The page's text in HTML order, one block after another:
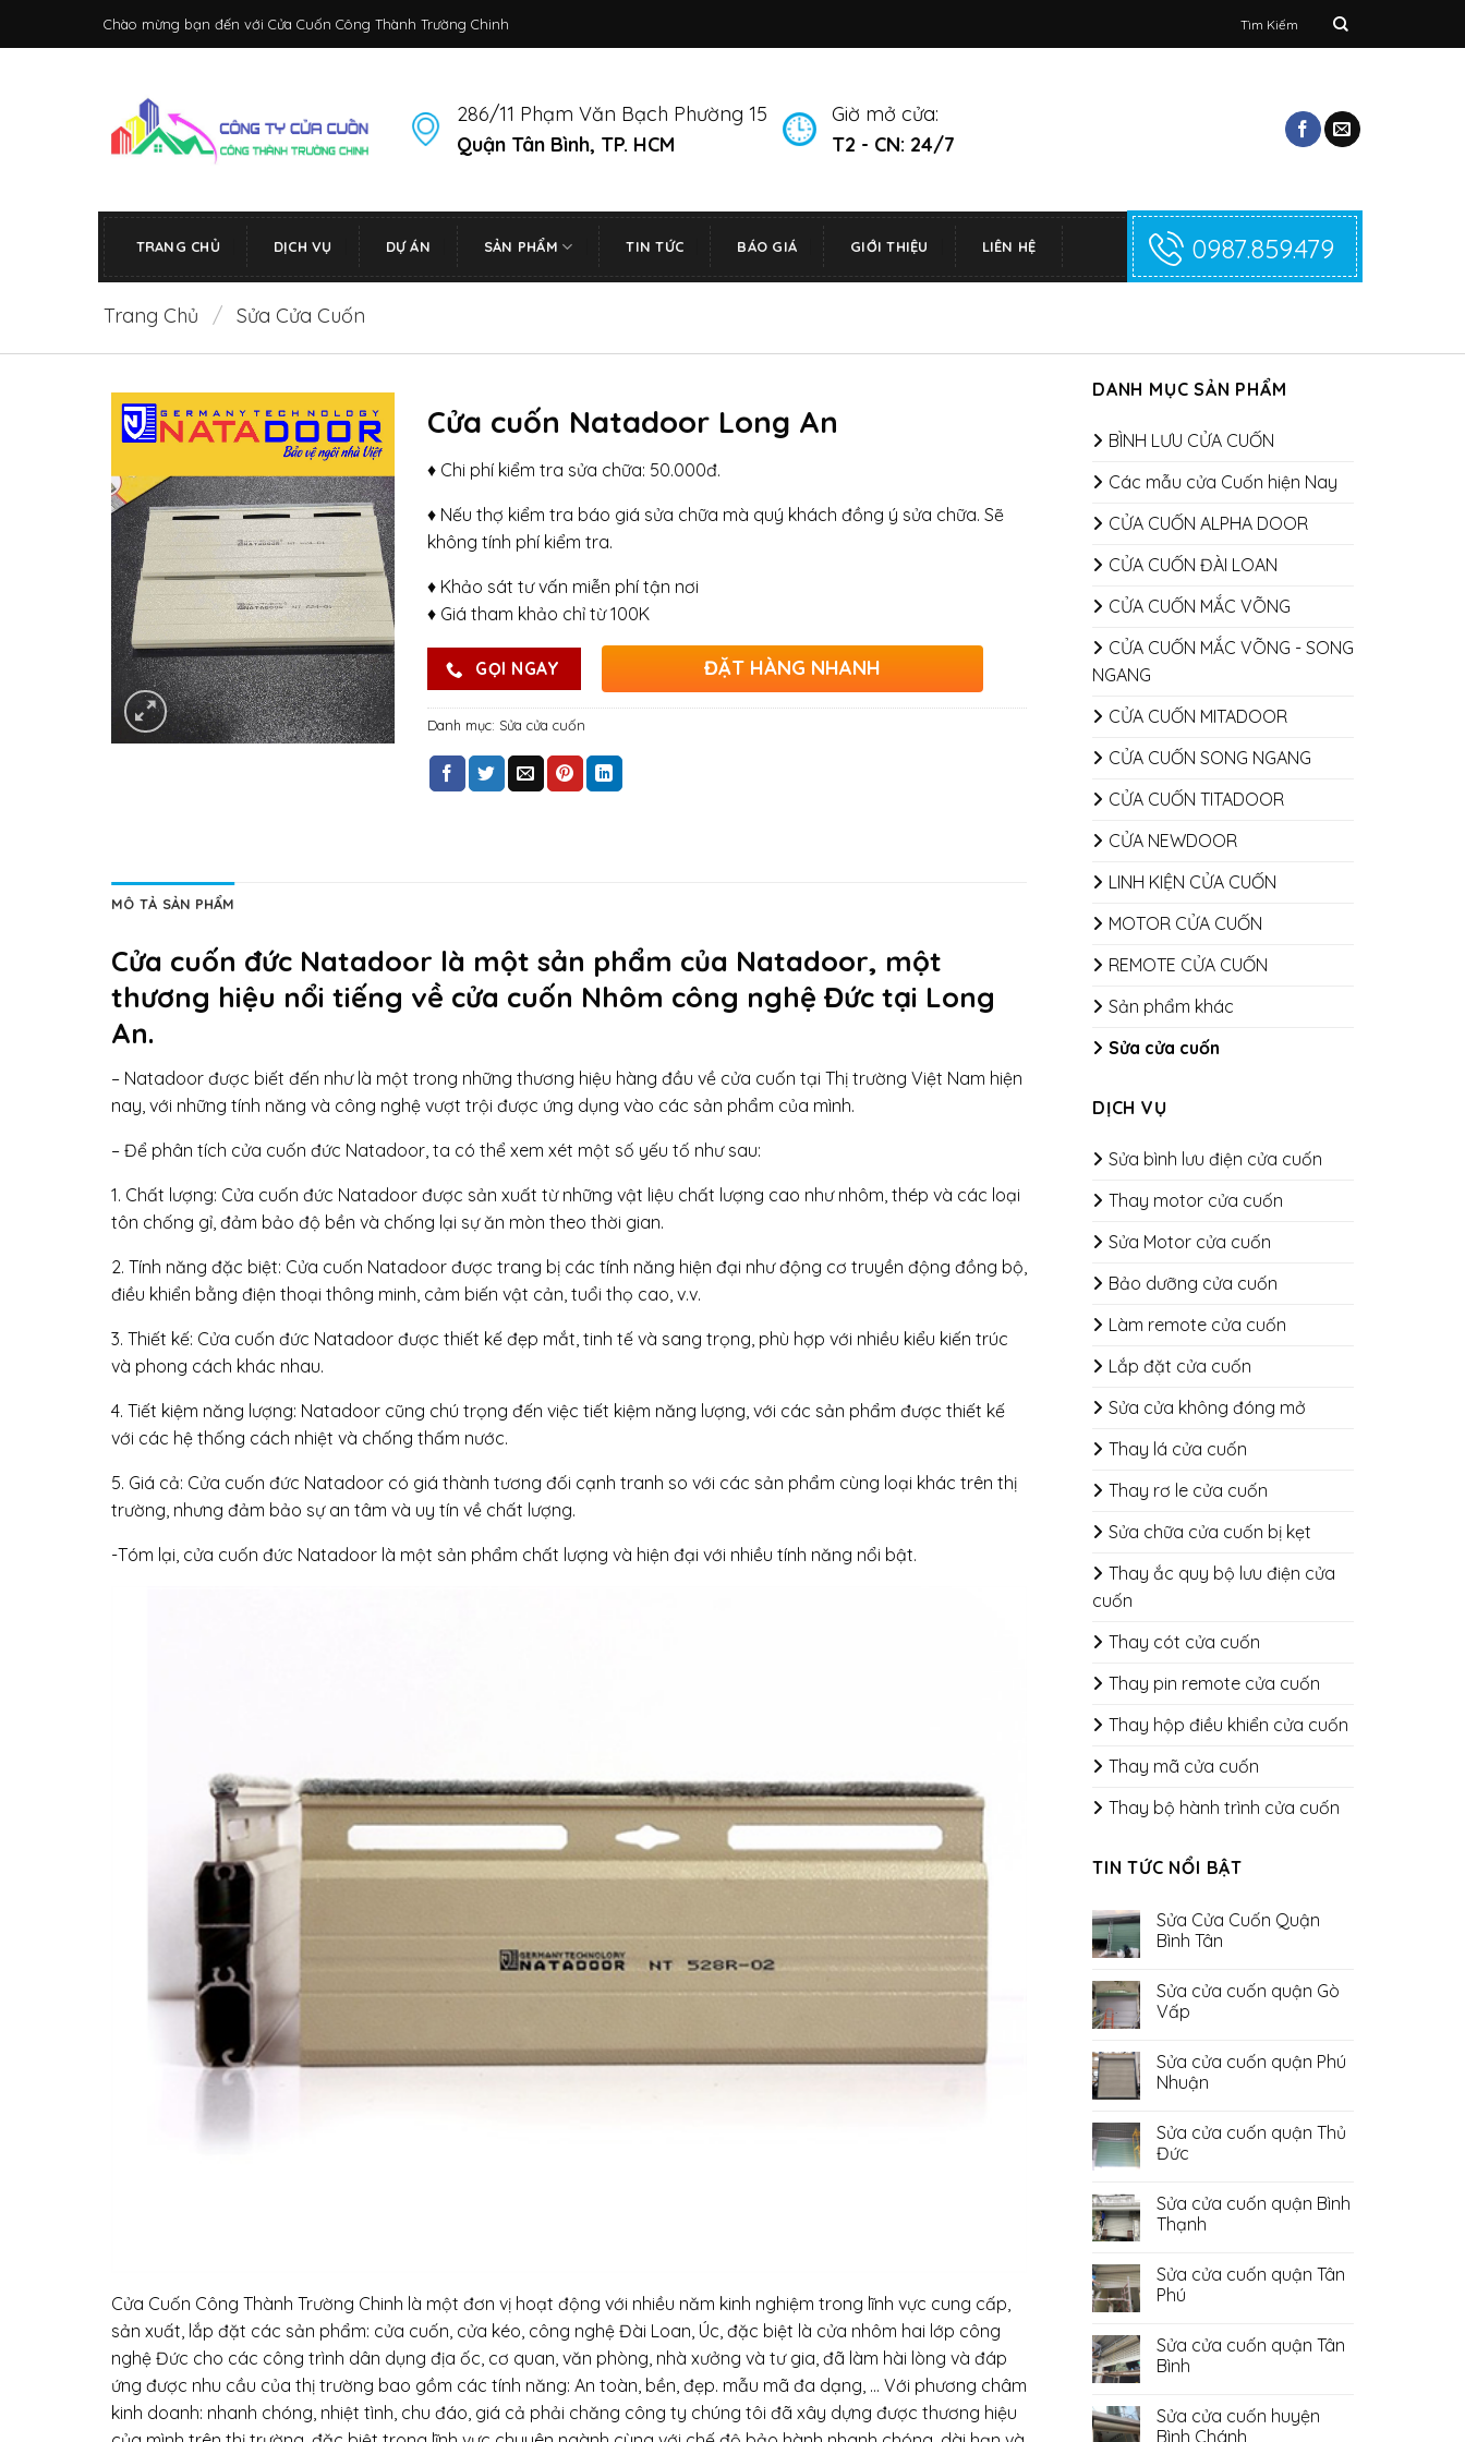
Chào mừng bạn đến với Cửa Cuốn Công Thành Trường Chinh
kiếm:
286/11 Phạm Văn Bạch Phường 15
Quận Tân Bình, TP. HCM
Giờ mở cửa:
T2 - CN: 24/7
TRANG CHỦ DỊCH VỤ DỰ ÁN SẢN PHẨM TIN TỨC BÁO GIÁ GIỚI THIỆU LIÊN HỆ 0987.859.479
Trang Chủ / Sửa Cửa Cuốn
DANH MỤC SẢN PHẨM
BÌNH LƯU CỬA CUỐN
Các mẫu cửa Cuốn hiện Nay
CỬA CUỐN ALPHA DOOR
CỬA CUỐN ĐÀI LOAN
CỬA CUỐN MẮC VÕNG
CỬA CUỐN MẮC VÕNG - SONG
NGANG
CỬA CUỐN MITADOOR
CỬA CUỐN SONG NGANG
CỬA CUỐN TITADOOR
CỬA NEWDOOR
LINH KIỆN CỬA CUỐN
MOTOR CỬA CUỐN
REMOTE CỬA CUỐN
Sản phẩm khác
Sửa cửa cuốn
DỊCH VỤ
Sửa bình lưu điện cửa cuốn
Thay motor cửa cuốn
Sửa Motor cửa cuốn
Bảo dưỡng cửa cuốn
​​​​​​​Làm remote cửa cuốn
Lắp đặt cửa cuốn
Sửa cửa không đóng mở
Thay lá cửa cuốn
Thay rơ le cửa cuốn
Sửa chữa cửa cuốn bị kẹt
Thay ắc quy bộ lưu điện cửa
cuốn
Thay cót cửa cuốn
Thay pin remote cửa cuốn
Thay hộp điều khiển cửa cuốn
Thay mã cửa cuốn
Thay bộ hành trình cửa cuốn
TIN TỨC NỔI BẬT
Sửa Cửa Cuốn Quận
Bình Tân
bình
luận
ở
Cuốn
Quận
Bình
Sửa cửa cuốn quận Gò
Vấp
bình
luận
ở
cuốn
quận
Gò
Sửa cửa cuốn quận Phú
Nhuận
bình
luận
ở
cuốn
quận
Phú
Sửa cửa cuốn quận Thủ
Đức
bình
luận
ở
cuốn
quận
Thủ
Sửa cửa cuốn quận Bình
Thạnh
bình
luận
ở
cuốn
quận
Bình
Sửa cửa cuốn quận Tân
Phú
bình
luận
ở
cuốn
quận
Sửa cửa cuốn quận Tân
Bình
bình
luận
Sửa cửa cuốn huyện
Bình Chánh
Cửa cuốn Natadoor Long An
♦ Chi phí kiểm tra sửa chữa: 50.000đ.
♦ Nếu thợ kiểm tra báo giá sửa chữa mà quý khách đồng ý sửa chữa. Sẽ
không tính phí kiểm tra.
♦ Khảo sát tư vấn miễn phí tận nơi
♦ Giá tham khảo chỉ từ 100K
GỌI NGAY ĐẶT HÀNG NHANH
Danh mục: Sửa cửa cuốn
MÔ TẢ SẢN PHẨM
Cửa cuốn đức Natadoor là một sản phẩm của Natadoor, một
thương hiệu nổi tiếng về cửa cuốn Nhôm công nghệ Đức tại Long
An.
– Natadoor được biết đến như là một trong những thương hiệu hàng đầu về cửa cuốn tại Thị trường Việt Nam hiện
nay, với những tính năng và công nghệ vượt trội được ứng dụng vào các sản phẩm của mình.
– Để phân tích cửa cuốn đức Natadoor, ta có thể xem xét một số yếu tố như sau:
1. Chất lượng: Cửa cuốn đức Natadoor được sản xuất từ những vật liệu chất lượng cao như nhôm, thép và các loại
tôn chống gỉ, đảm bảo độ bền và chống lại sự ăn mòn theo thời gian.
2. Tính năng đặc biệt: Cửa cuốn Natadoor được trang bị các tính năng hiện đại như động cơ truyền động đồng bộ,
điều khiển bằng điện thoại thông minh, cảm biến vật cản, tuổi thọ cao, v.v.
3. Thiết kế: Cửa cuốn đức Natadoor được thiết kế đẹp mắt, tinh tế và sang trọng, phù hợp với nhiều kiểu kiến trúc
và phong cách khác nhau.
4. Tiết kiệm năng lượng: Natadoor cũng chú trọng đến việc tiết kiệm năng lượng, với các sản phẩm được thiết kế
với các hệ thống cách nhiệt và chống thấm nước.
5. Giá cả: Cửa cuốn đức Natadoor có giá thành tương đối cạnh tranh so với các sản phẩm cùng loại khác trên thị
trường, nhưng đảm bảo sự an tâm và uy tín về chất lượng.
-Tóm lại, cửa cuốn đức Natadoor là một sản phẩm chất lượng và hiện đại với nhiều tính năng nổi bật.
Cửa Cuốn Công Thành Trường Chinh là một đơn vị hoạt động với nhiều năm kinh nghiệm trong lĩnh vực cung cấp,
sản xuất, lắp đặt các sản phẩm: cửa cuốn, cửa kéo, công nghệ Đài Loan, Úc, đặc biệt là cửa nhôm hai lớp công
nghệ Đức cho các công trình dân dụng địa ốc, cơ quan, văn phòng, nhà xưởng và tư gia, đã làm hài lòng và đáp
ứng được nhu cầu của thị trường bao gồm các tính năng: An toàn, bền, đẹp. mẫu mã đa dạng, … Với phương châm
kinh doanh: nhanh chóng, nhiệt tình, chu đáo, giá cả phải chăng công ty chúng tôi đã xây dựng được thương hiệu